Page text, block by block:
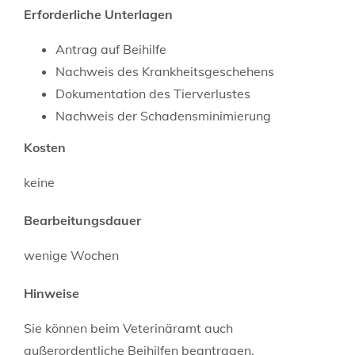
Erforderliche Unterlagen
Antrag auf Beihilfe
Nachweis des Krankheitsgeschehens
Dokumentation des Tierverlustes
Nachweis der Schadensminimierung
Kosten
keine
Bearbeitungsdauer
wenige Wochen
Hinweise
Sie können beim Veterinäramt auch
außerordentliche Beihilfen beantragen.